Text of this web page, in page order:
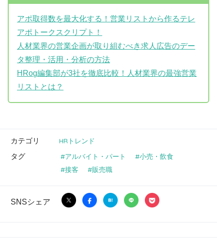
アポ取得数を最大化する！営業リストから作るテレ
アポトークスクリプト！
人材業界の営業企画が取り組むべき求人広告のデー
タ整理・活用・分析の方法
HRog編集部が3社を徹底比較！人材業界の最強営業
リストとは？
カテゴリ HRトレンド
タグ アルバイト・パート
小売・飲食
接客
販売職
SNSシェア